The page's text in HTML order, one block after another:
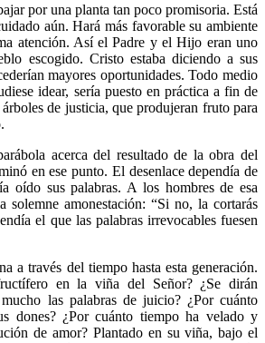
por una planta tan poco promisoria. Está
aún. Hará más favorable su ambiente
atención. Así el Padre y el Hijo eran uno
escogido. Cristo estaba diciendo a sus
mayores oportunidades. Todo medio
idear, sería puesto en práctica a fin de
de justicia, que produjeran fruto para
acerca del resultado de la obra del
en ese punto. El desenlace dependía de
oído sus palabras. A los hombres de esa
solemne amonestación: “Si no, la cortarás
el que las palabras irrevocables fuesen
a través del tiempo hasta esta generación.
en la viña del Señor? ¿Se dirán
las palabras de juicio? ¿Por cuánto
dones? ¿Por cuánto tiempo ha velado y
de amor? Plantado en su viña, bajo el